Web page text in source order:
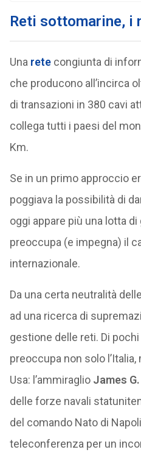
Reti sottomarine, i
Una retecongiunta di
che producono all’incirca
di transazioni in 380 cavi
collega tutti i paesi del
Km.
Se in un primo approccio
poggiava la possibilità di
oggi appare più una lotta
preoccupa (e impegna) il
internazionale.
Da una certa neutralità
ad una ricerca di
gestione delle reti. Di
preoccupa non solo l’Italia,
Usa: l’ammiraglio James
delle forze navali
del comando Nato di
teleconferenza per un